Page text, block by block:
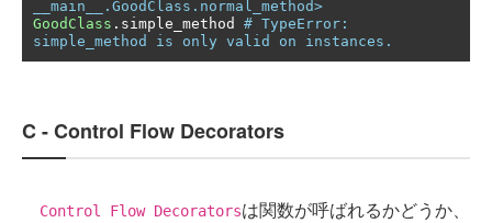
__main__.GoodClass.normal_method>
GoodClass . simple_method # TypeError:
simple_method is only valid on instances.
C - Control Flow Decorators
Control Flow Decoratorsは関数が呼ばれるかどうか、